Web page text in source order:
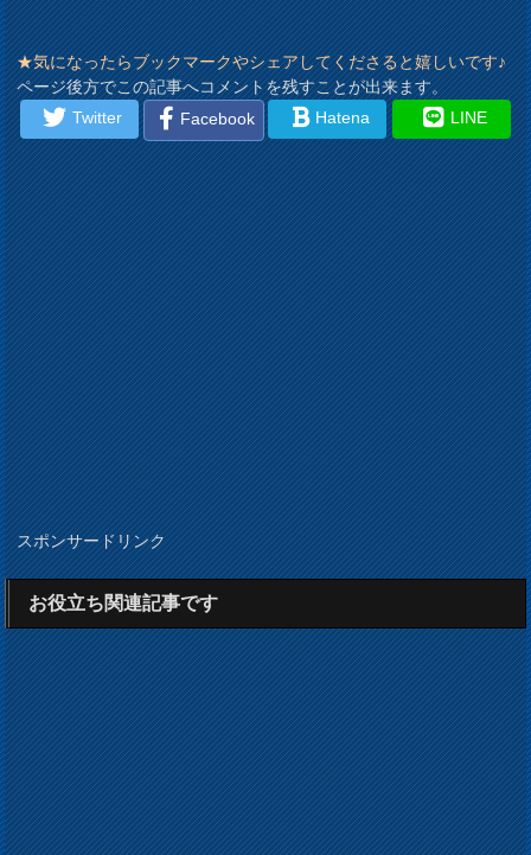
★気になったらブックマークやシェアしてくださると嬉しいです♪
ページ後方でこの記事へコメントを残すことが出来ます。
Twitter
Facebook Hatena LINE
スポンサードリンク
お役立ち関連記事です